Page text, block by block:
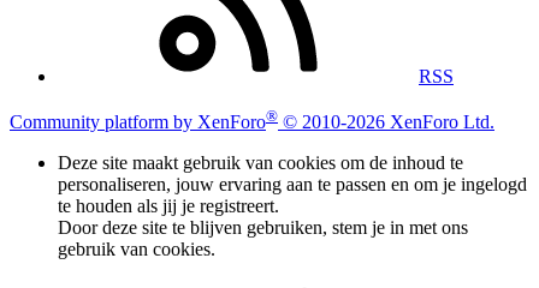
RSS
Community platform by XenForo® © 2010-2026 XenForo Ltd.
Deze site maakt gebruik van cookies om de inhoud te
personaliseren, jouw ervaring aan te passen en om je ingelogd
te houden als jij je registreert.
Door deze site te blijven gebruiken, stem je in met ons
gebruik van cookies.